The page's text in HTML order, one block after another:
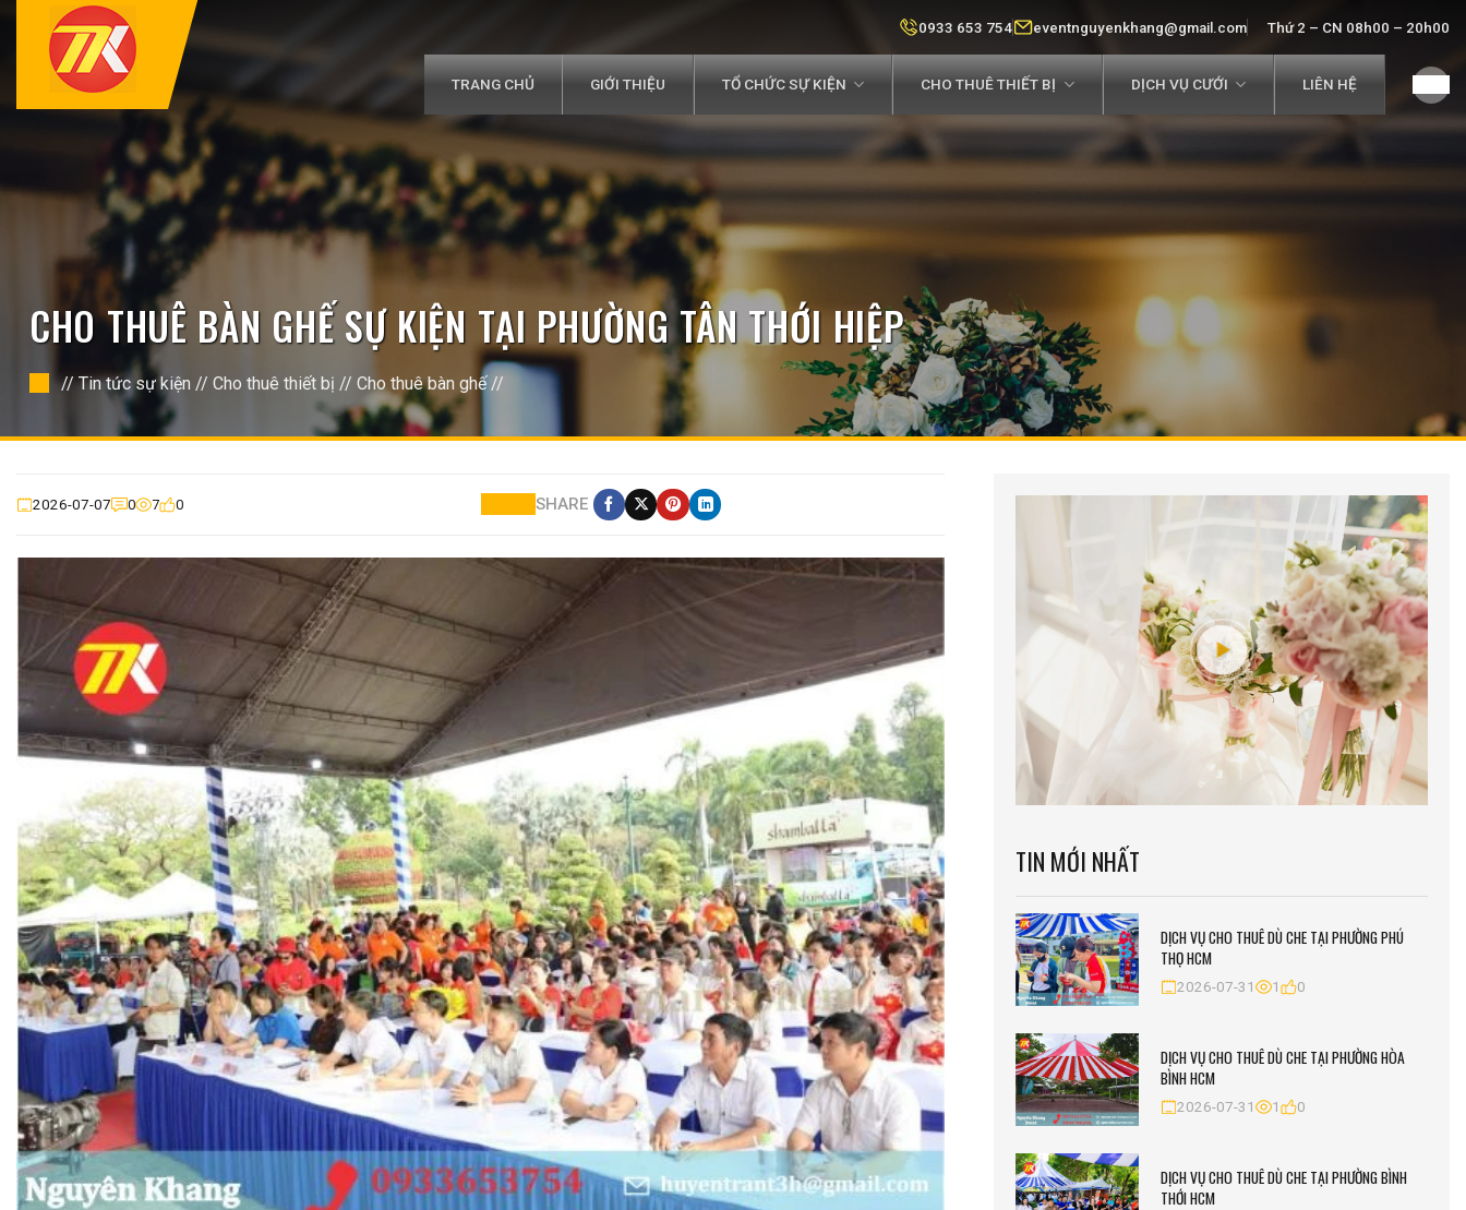
0933 653 754 eventnguyenkhang@gmail.com Thứ 2 – CN 08h00 – 20h00
TRANG CHỦ GIỚI THIỆU TỔ CHỨC SỰ KIỆN CHO THUÊ THIẾT BỊ DỊCH VỤ CƯỚI LIÊN HỆ
CHO THUÊ BÀN GHẾ SỰ KIỆN TẠI PHƯỜNG TÂN THỚI HIỆP
//Tin tức sự kiện // Cho thuê thiết bị // Cho thuê bàn ghế//
2026-07-07 0 7 0 SHARE
TIN MỚI NHẤT
DỊCH VỤ CHO THUÊ DÙ CHE TẠI PHƯỜNG PHÚ
THỌ HCM
2026-07-31 1 0
DỊCH VỤ CHO THUÊ DÙ CHE TẠI PHƯỜNG HÒA
BÌNH HCM
2026-07-31 1 0
DỊCH VỤ CHO THUÊ DÙ CHE TẠI PHƯỜNG BÌNH
THỚI HCM